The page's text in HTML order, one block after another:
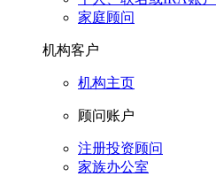
家庭顾问
机构客户
机构主页
顾问账户
注册投资顾问
家族办公室